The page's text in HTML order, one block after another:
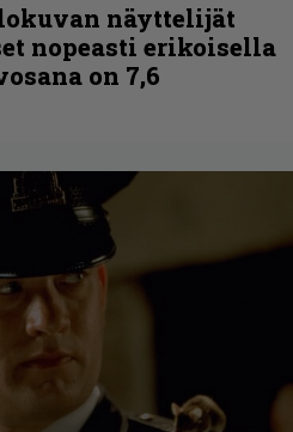
näyttelijät
nopeasti erikoisella
on 7,6